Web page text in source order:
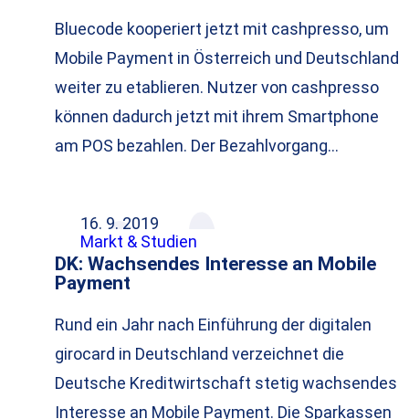
Bluecode kooperiert jetzt mit cashpresso, um
Mobile Payment in Österreich und Deutschland
weiter zu etablieren. Nutzer von cashpresso
können dadurch jetzt mit ihrem Smartphone
am POS bezahlen. Der Bezahlvorgang…
16. 9. 2019
Markt & Studien
DK: Wachsendes Interesse an Mobile
Payment
Rund ein Jahr nach Einführung der digitalen
girocard in Deutschland verzeichnet die
Deutsche Kreditwirtschaft stetig wachsendes
Interesse an Mobile Payment. Die Sparkassen